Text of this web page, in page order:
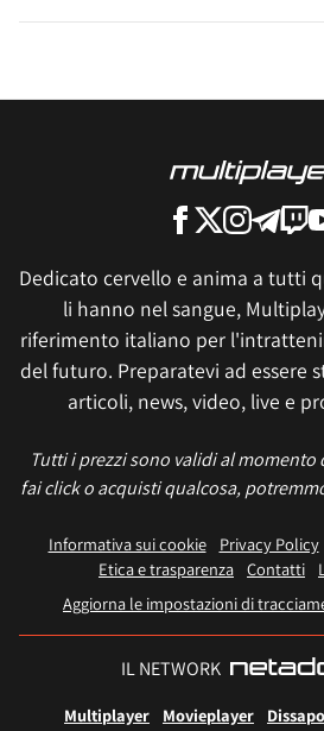
Dedicato cervello e anima a tutti
li hanno nel sangue,
riferimento italiano per
del futuro. Preparatevi ad essere
articoli, news, video, live e
Tutti i prezzi sono validi al momento
fai click o acquisti qualcosa,
Informativa sui cookie Privacy Policy
Etica e trasparenza Contatti
Aggiorna le impostazioni di
IL NETWORK
Multiplayer Movieplayer